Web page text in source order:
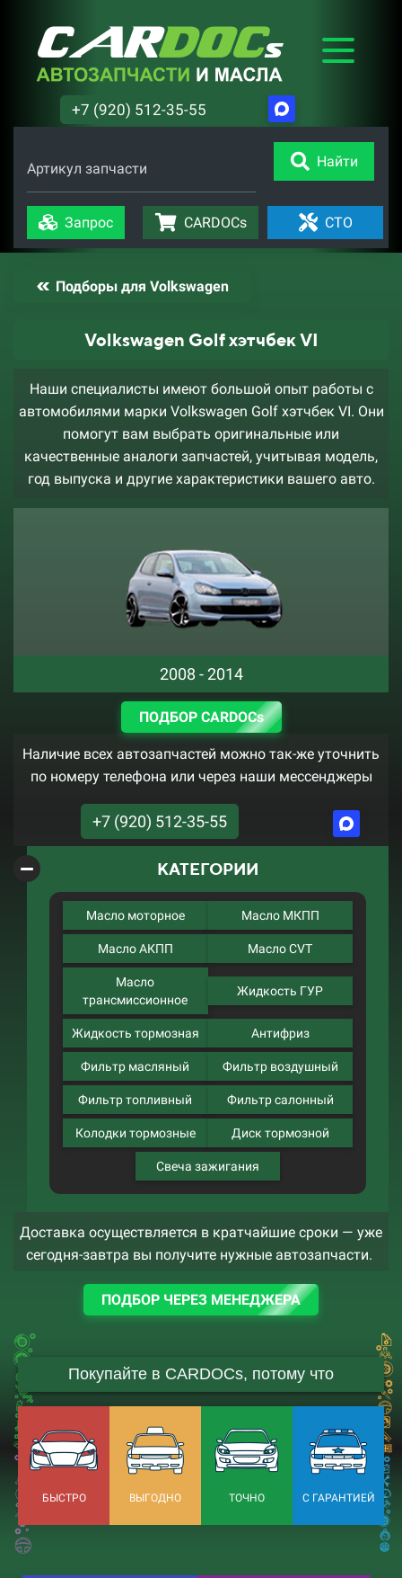
+7 (920) 512-35-55
Артикул запчасти Найти
Запрос CARDOCs СТО
Подборы для Volkswagen
Volkswagen Golf хэтчбек VI
Наши специалисты имеют большой опыт работы с
автомобилями марки Volkswagen Golf хэтчбек VI. Они
помогут вам выбрать оригинальные или
качественные аналоги запчастей, учитывая модель,
год выпуска и другие характеристики вашего авто.
2008 - 2014
ПОДБОР CARDOCs
Наличие всех автозапчастей можно так-же уточнить
по номеру телефона или через наши мессенджеры
+7 (920) 512-35-55
КАТЕГОРИИ
Масло моторное Масло МКПП
Масло АКПП Масло CVT
Масло
трансмиссионное
Жидкость ГУР
Жидкость тормозная Антифриз
Фильтр масляный Фильтр воздушный
Фильтр топливный Фильтр салонный
Колодки тормозные Диск тормозной
Свеча зажигания
Доставка осуществляется в кратчайшие сроки — уже
сегодня-завтра вы получите нужные автозапчасти.
ПОДБОР ЧЕРЕЗ МЕНЕДЖЕРА
Покупайте в CARDOCs, потому что
БЫСТРО ВЫГОДНО ТОЧНО С ГАРАНТИЕЙ